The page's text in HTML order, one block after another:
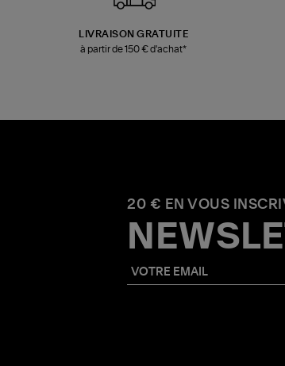
LIVRAISON GRATUITE
à partir de 150 € d'achat*
20 € EN VOUS